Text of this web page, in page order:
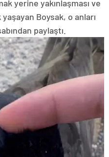
yerine yakınlaşması ve
yaşayan Boysak, o anları
paylaştı.